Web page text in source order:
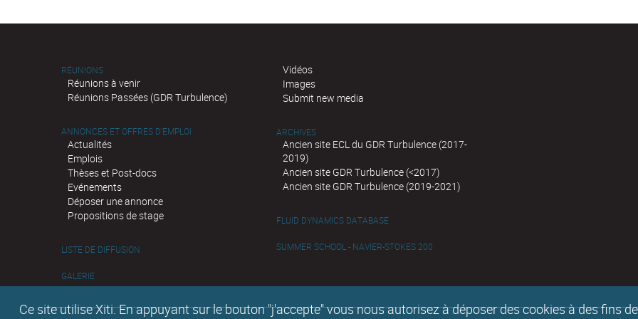
Ce site utilise Xiti. En appuyant sur le bouton "j'accepte" vous nous autorisez à déposer des cookies à des fins
RÉUNIONS
Réunions à venir
Réunions Passées (GDR Turbulence)
ANNONCES ET OFFRES D'EMPLOI
Actualités
Emplois
Thèses et Post-docs
Evénements
Déposer une annonce
Propositions de stage
LISTE DE DIFFUSION
GALERIE
Vidéos
Images
Submit new media
ARCHIVES
Ancien site ECL du GDR Turbulence (2017-
2019)
Ancien site GDR Turbulence (<2017)
Ancien site GDR Turbulence (2019-2021)
FLUID DYNAMICS DATABASE
SUMMER SCHOOL - NAVIER-STOKES 200